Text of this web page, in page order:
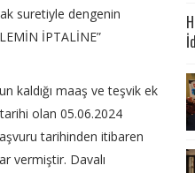
suretiyle dengenin
İPTALİNE”
kaldığı maaş ve teşvik ek
olan 05.06.2024
tarihinden itibaren
vermiştir. Davalı